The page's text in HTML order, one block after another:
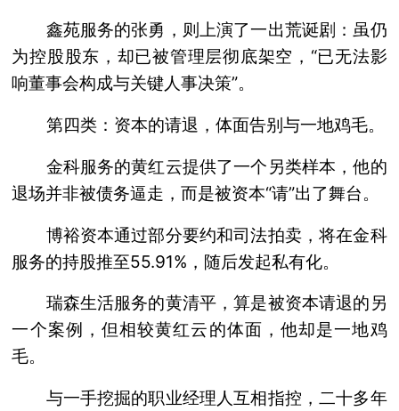
鑫苑服务的张勇，则上演了一出荒诞剧：虽仍
为控股股东，却已被管理层彻底架空，“已无法影
响董事会构成与关键人事决策”。
第四类：资本的请退，体面告别与一地鸡毛。
金科服务的黄红云提供了一个另类样本，他的
退场并非被债务逼走，而是被资本“请”出了舞台。
博裕资本通过部分要约和司法拍卖，将在金科
服务的持股推至55.91%，随后发起私有化。
瑞森生活服务的黄清平，算是被资本请退的另
一个案例，但相较黄红云的体面，他却是一地鸡
毛。
与一手挖掘的职业经理人互相指控，二十多年